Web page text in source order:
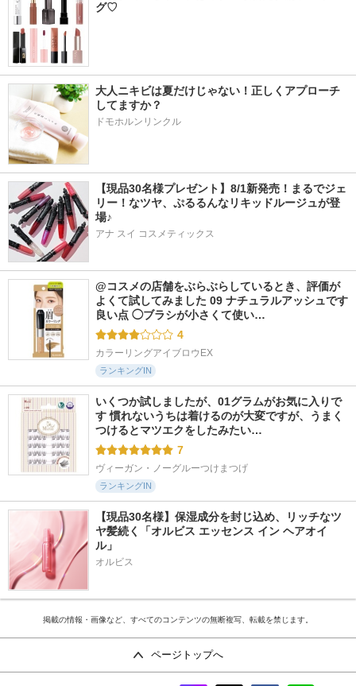
グ♡
大人ニキビは夏だけじゃない！正しくアプローチ
してますか？
ドモホルンリンクル
【現品30名様プレゼント】8/1新発売！まるでジェ
リー！なツヤ、ぷるるんなリキッドルージュが登
場♪
アナ スイ コスメティックス
@コスメの店舗をぶらぶらしているとき、評価が
よくて試してみました 09 ナチュラルアッシュです
良い点 ◯ブラシが小さくて使い…
4
カラーリングアイブロウEX
ランキングIN
いくつか試しましたが、01グラムがお気に入りで
す 慣れないうちは着けるのが大変ですが、うまく
つけるとマツエクをしたみたい…
7
ヴィーガン・ノーグルーつけまつげ
ランキングIN
【現品30名様】保湿成分を封じ込め、リッチなツ
ヤ髪続く「オルビス エッセンス イン ヘアオイ
ル」
オルビス
掲載の情報・画像など、すべてのコンテンツの無断複写、転載を禁じます。
ページトップへ